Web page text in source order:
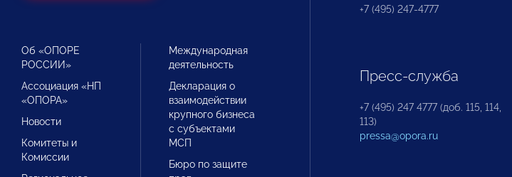
Об «ОПОРЕ
РОССИИ»
Ассоциация «НП
«ОПОРА»
Новости
Комитеты и
Комиссии
Международная
деятельность
Декларация о
взаимодействии
крупного бизнеса
с субъектами
МСП
Бюро по защите
+7 (495) 247-4777
Пресс-служба
+7 (495) 247 4777 (доб. 115, 114,
113)
pressa@opora.ru